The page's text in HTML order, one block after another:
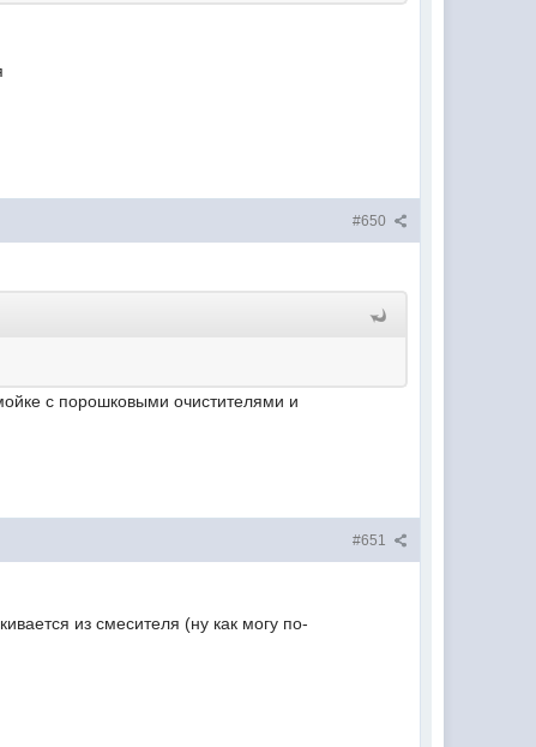
#650
с порошковыми очистителями и
#651
из смесителя (ну как могу по-